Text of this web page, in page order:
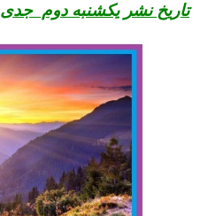
تاریخ نشر یکشنبه دوم جدی